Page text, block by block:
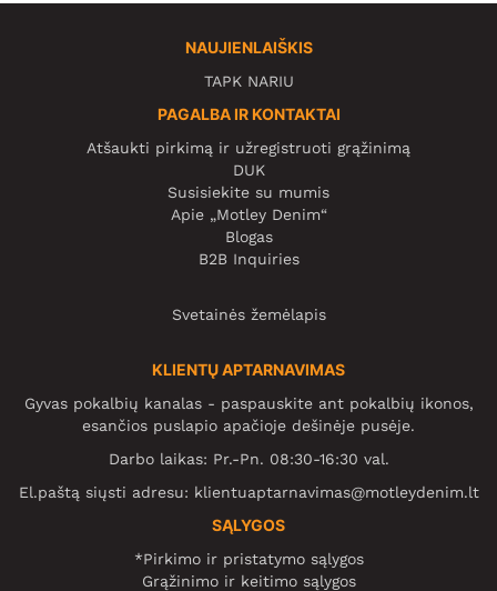
NAUJIENLAIŠKIS
TAPK NARIU
PAGALBA IR KONTAKTAI
Atšaukti pirkimą ir užregistruoti grąžinimą
DUK
Susisiekite su mumis
Apie „Motley Denim“
Blogas
B2B Inquiries
Svetainės žemėlapis
KLIENTŲ APTARNAVIMAS
Gyvas pokalbių kanalas - paspauskite ant pokalbių ikonos,
esančios puslapio apačioje dešinėje pusėje.
Darbo laikas: Pr.-Pn. 08:30-16:30 val.
El.paštą siųsti adresu: klientuaptarnavimas@motleydenim.lt
SĄLYGOS
*Pirkimo ir pristatymo sąlygos
Grąžinimo ir keitimo sąlygos